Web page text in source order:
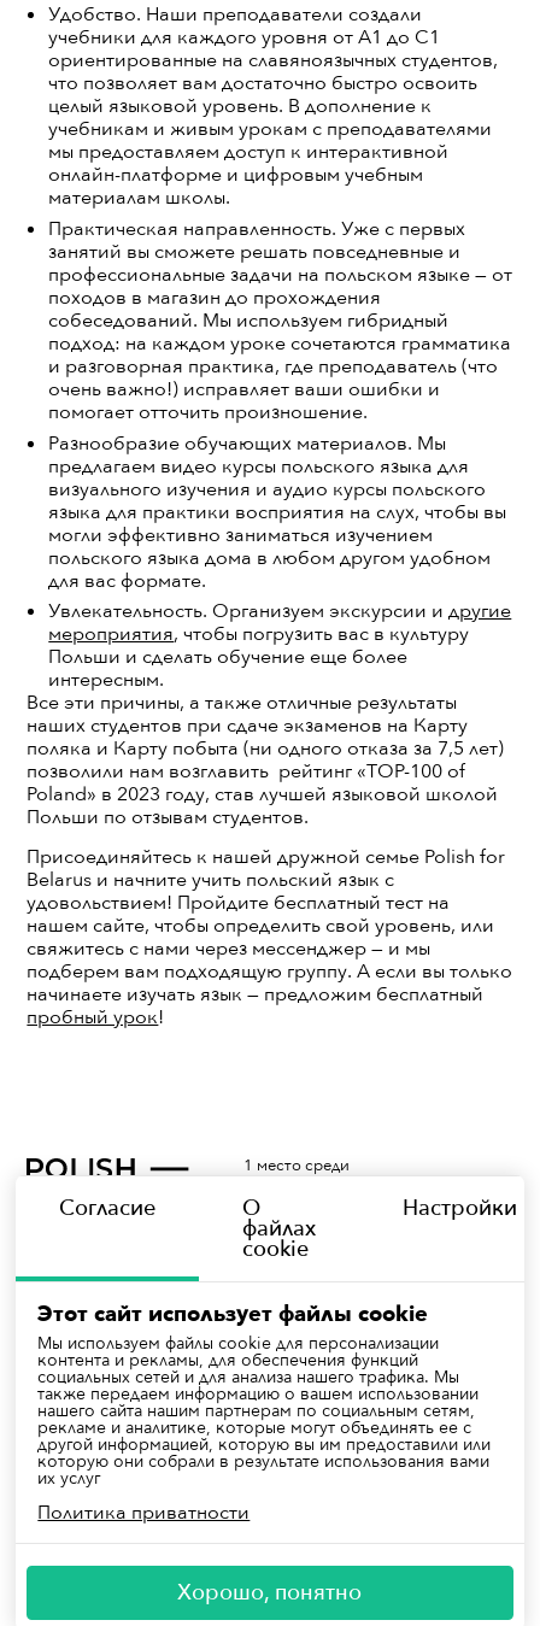
Согласие О
файлах
cookie
Настройки
Этот сайт использует файлы cookie
Мы используем файлы cookie для персонализации
контента и рекламы, для обеспечения функций
социальных сетей и для анализа нашего трафика. Мы
также передаем информацию о вашем использовании
нашего сайта нашим партнерам по социальным сетям,
рекламе и аналитике, которые могут объединять ее с
другой информацией, которую вы им предоставили или
которую они собрали в результате использования вами
их услуг
Политика приватности
Хорошо, понятно
Удобство. Наши преподаватели создали
учебники для каждого уровня от А1 до С1
ориентированные на славяноязычных студентов,
что позволяет вам достаточно быстро освоить
целый языковой уровень. В дополнение к
учебникам и живым урокам с преподавателями
мы предоставляем доступ к интерактивной
онлайн-платформе и цифровым учебным
материалам школы.
Практическая направленность. Уже с первых
занятий вы сможете решать повседневные и
профессиональные задачи на польском языке — от
походов в магазин до прохождения
собеседований. Мы используем гибридный
подход: на каждом уроке сочетаются грамматика
и разговорная практика, где преподаватель (что
очень важно!) исправляет ваши ошибки и
помогает отточить произношение.
Разнообразие обучающих материалов. Мы
предлагаем видео курсы польского языкадля
визуального изучения и аудио курсы польского
языкадля практики восприятия на слух, чтобы вы
могли эффективно заниматься изучением
польского языка дома в любом другом удобном
для вас формате.
Увлекательность. Организуем экскурсии идругие
мероприятия, чтобы погрузить вас в культуру
Польши и сделать обучение еще более
интересным.
Все эти причины, а также отличные результаты
наших студентов при сдаче экзаменов на Карту
поляка и Карту побыта (ни одного отказа за 7,5 лет)
позволили нам возглавить рейтинг «TOP-100 of
Poland» в 2023 году, став лучшей языковой школой
Польши по отзывам студентов.
Присоединяйтесь к нашей дружной семье Polish for
Belarus и начните учить польский язык с
удовольствием! Пройдите бесплатный тест на
нашем сайте, чтобы определить свой уровень, или
свяжитесь с нами через мессенджер — и мы
подберем вам подходящую группу. А если вы только
начинаете изучать язык — предложим бесплатный
пробный урок!
1 место среди
всех языковых
школ Польши
Расскажем про наши новости, скидки и интересные вещи
Ответим на все ваши вопросы
kontakt@polishforbelarus.com
+48 573 568 339
Administratorem danych osobowych jest Szkoła językowa PFB Alena Smaliak.